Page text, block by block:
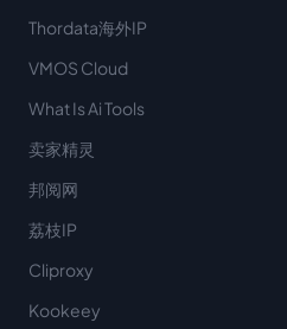
Thordata海外IP
VMOS Cloud
What Is Ai Tools
卖家精灵
邦阅网
荔枝IP
Cliproxy
Kookeey